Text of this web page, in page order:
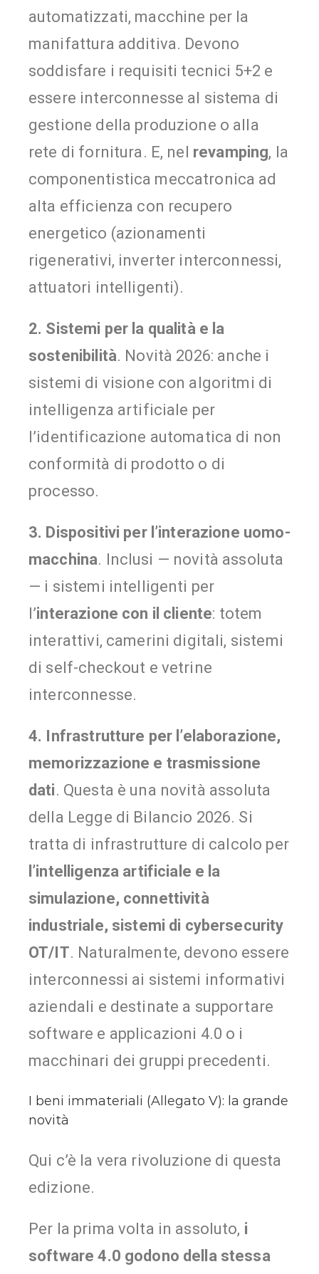
automatizzati, macchine per la
manifattura additiva. Devono
soddisfare i requisiti tecnici 5+2 e
essere interconnesse al sistema di
gestione della produzione o alla
rete di fornitura. E, nel revamping, la
componentistica meccatronica ad
alta efficienza con recupero
energetico (azionamenti
rigenerativi, inverter interconnessi,
attuatori intelligenti).
2. Sistemi per la qualità e la
sostenibilità. Novità 2026: anche i
sistemi di visione con algoritmi di
intelligenza artificiale per
l’identificazione automatica di non
conformità di prodotto o di
processo.
3. Dispositivi per l’interazione uomo-
macchina. Inclusi — novità assoluta
— i sistemi intelligenti per
l’interazione con il cliente: totem
interattivi, camerini digitali, sistemi
di self-checkout e vetrine
interconnesse.
4. Infrastrutture per l’elaborazione,
memorizzazione e trasmissione
dati. Questa è una novità assoluta
della Legge di Bilancio 2026. Si
tratta di infrastrutture di calcolo per
l’intelligenza artificiale e la
simulazione, connettività
industriale, sistemi di cybersecurity
OT/IT. Naturalmente, devono essere
interconnessi ai sistemi informativi
aziendali e destinate a supportare
software e applicazioni 4.0 o i
macchinari dei gruppi precedenti.
I beni immateriali (Allegato V): la grande
novità
Qui c’è la vera rivoluzione di questa
edizione.
Per la prima volta in assoluto, i
software 4.0 godono della stessa